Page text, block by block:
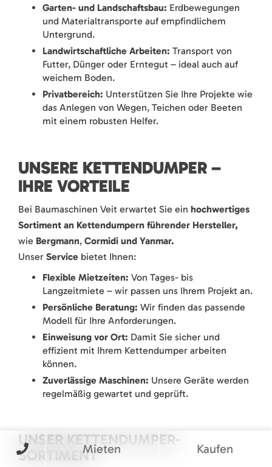
Garten- und Landschaftsbau: Erdbewegungen
und Materialtransporte auf empfindlichem
Untergrund.
Landwirtschaftliche Arbeiten: Transport von
Futter, Dünger oder Erntegut – ideal auch auf
weichem Boden.
Privatbereich: Unterstützen Sie Ihre Projekte wie
das Anlegen von Wegen, Teichen oder Beeten
mit einem robusten Helfer.
UNSERE KETTENDUMPER –
IHRE VORTEILE
Bei Baumaschinen Veit erwartet Sie ein hochwertiges
Sortiment an Kettendumpern führender Hersteller,
wie Bergmann, Cormidi und Yanmar.
Unser Service bietet Ihnen:
Flexible Mietzeiten: Von Tages- bis
Langzeitmiete – wir passen uns Ihrem Projekt an.
Persönliche Beratung: Wir finden das passende
Modell für Ihre Anforderungen.
Einweisung vor Ort: Damit Sie sicher und
effizient mit Ihrem Kettendumper arbeiten
können.
Zuverlässige Maschinen: Unsere Geräte werden
regelmäßig gewartet und geprüft.
UNSER KETTENDUMPER-
SORTIMENTMieten Kaufen